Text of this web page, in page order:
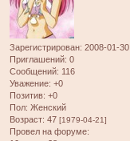
Зарегистрирован: 2008-01-30
Приглашений: 0
Сообщений: 116
Уважение: +0
Позитив: +0
Пол: Женский
Возраст: 47 [1979-04-21]
Провел на форуме: